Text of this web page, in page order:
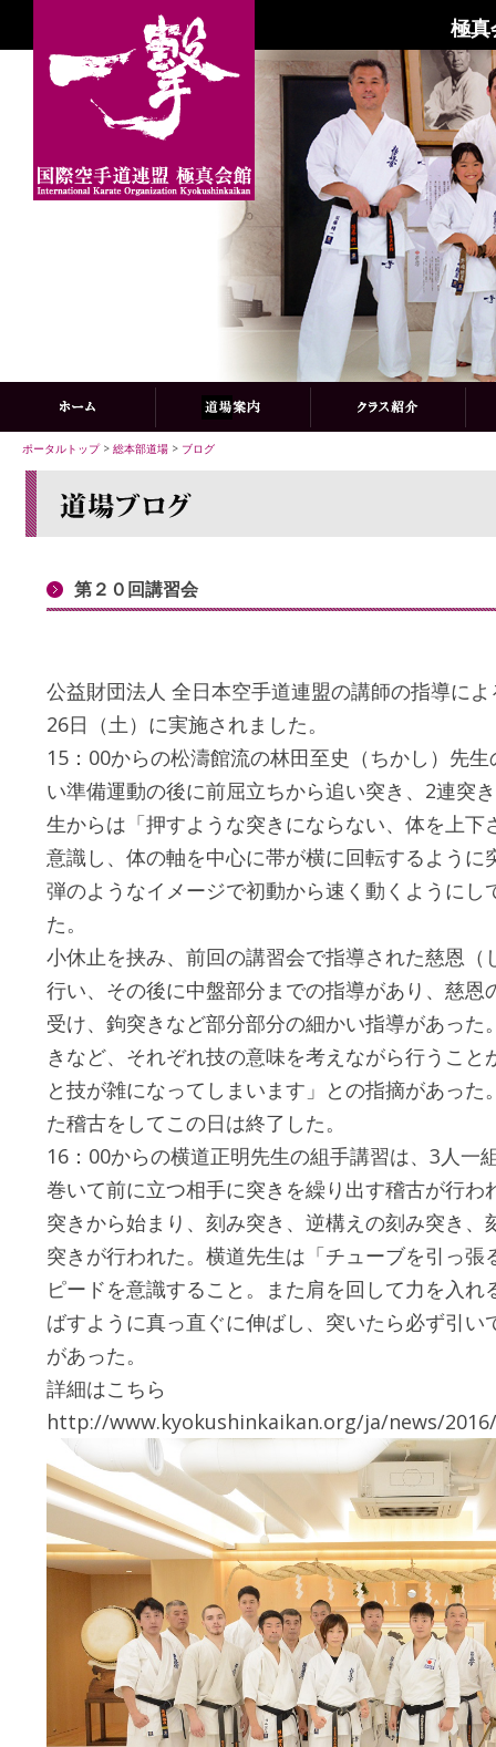
極真
ポータルトップ> 総本部道場 > ブログ
第２０回講習会
公益財団法人 全日本空手道連盟の講師の指導に
26日（土）に実施されました。
15：00からの松濤館流の林田至史（ちかし）先
い準備運動の後に前屈立ちから追い突き、2連突
生からは「押すような突きにならない、体を上下
意識し、体の軸を中心に帯が横に回転するように
弾のようなイメージで初動から速く動くようにし
た。
小休止を挟み、前回の講習会で指導された慈恩（
行い、その後に中盤部分までの指導があり、慈恩
受け、鉤突きなど部分部分の細かい指導があった
きなど、それぞれ技の意味を考えながら行うこ
と技が雑になってしまいます」との指摘があっ
た稽古をしてこの日は終了した。
16：00からの横道正明先生の組手講習は、3人一
巻いて前に立つ相手に突きを繰り出す稽古が行わ
突きから始まり、刻み突き、逆構えの刻み突き、
突きが行われた。横道先生は「チューブを引っ張
ピードを意識すること。また肩を回して力を入
ばすように真っ直ぐに伸ばし、突いたら必ず引い
があった。
詳細はこちら
http://www.kyokushinkaikan.org/ja/news/